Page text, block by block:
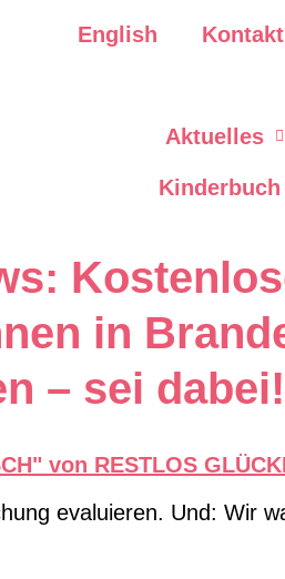
English Kontakt
Aktuelles
Kinderbuch
in
– sei dabei!
evaluieren. Und: Wir